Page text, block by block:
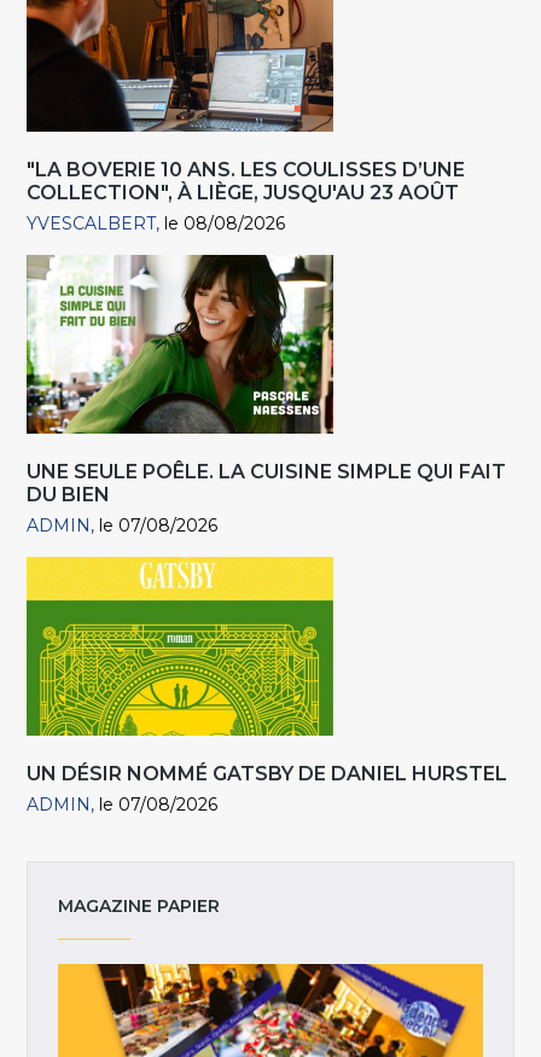
"LA BOVERIE 10 ANS. LES COULISSES D’UNE
COLLECTION", À LIÈGE, JUSQU'AU 23 AOÛT
YVESCALBERT le 08/08/2026
UNE SEULE POÊLE. LA CUISINE SIMPLE QUI FAIT
DU BIEN
ADMIN le 07/08/2026
UN DÉSIR NOMMÉ GATSBY DE DANIEL HURSTEL
ADMIN le 07/08/2026
MAGAZINE PAPIER